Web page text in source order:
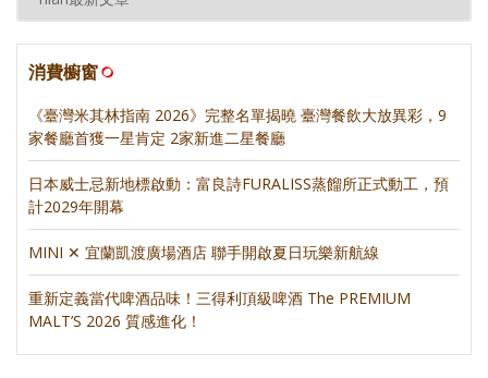
消費櫥窗
《臺灣米其林指南 2026》完整名單揭曉 臺灣餐飲大放異彩，9
家餐廳首獲一星肯定 2家新進二星餐廳
日本威士忌新地標啟動：富良詩FURALISS蒸餾所正式動工，預
計2029年開幕
MINI ✕ 宜蘭凱渡廣場酒店 聯手開啟夏日玩樂新航線
重新定義當代啤酒品味！三得利頂級啤酒 The PREMIUM
MALT’S 2026 質感進化！